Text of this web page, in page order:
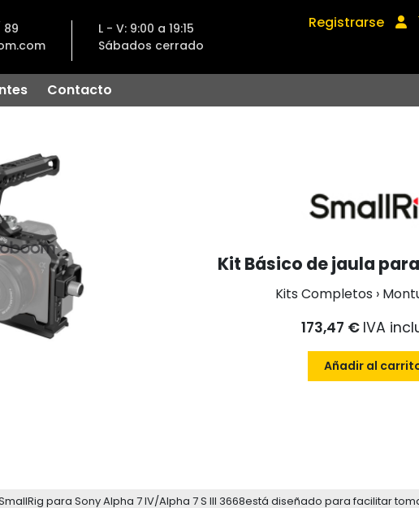
89
L - V: 9:00 a 19:15
Sábados cerrado
Registrarse
Contacto
Kit Básico de jaula para
Kits Completos ›
173,47 € IVA
Añadir al
para Sony Alpha 7 IV/Alpha 7 S III 3668está diseñado para facilitar